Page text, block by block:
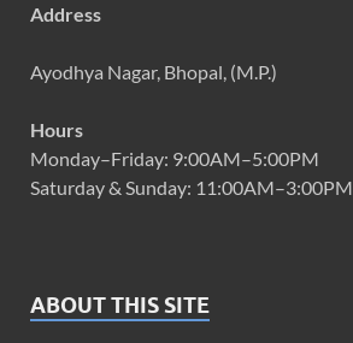
Address
Ayodhya Nagar, Bhopal, (M.P.)
Hours
Monday–Friday: 9:00AM–5:00PM
Saturday & Sunday: 11:00AM–3:00PM
ABOUT THIS SITE